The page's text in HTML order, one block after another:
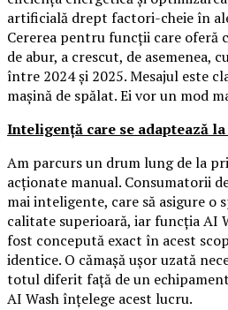
artificială drept factori-cheie în
Cererea pentru funcții care
de abur, a crescut, de asemenea,
între 2024 și 2025. Mesajul este
mașină de spălat. Ei vor un mod
Inteligență care se adaptează
Am parcurs un drum lung de la
acționate manual. Consumatorii
mai inteligente, care să asigure o
calitate superioară, iar funcția AI
fost concepută exact în acest
identice. O cămașă ușor uzată
totul diferit față de un
AI Wash înțelege acest lucru.